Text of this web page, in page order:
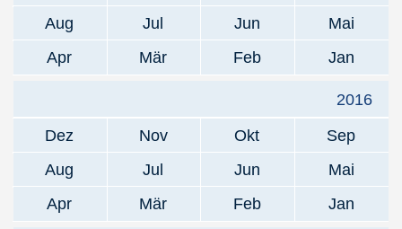
Aug
Jul Jun
Mai
Apr
Mär Feb Jan
2016
Dez
Nov Okt
Sep
Aug
Jul Jun
Mai
Apr
Mär Feb Jan